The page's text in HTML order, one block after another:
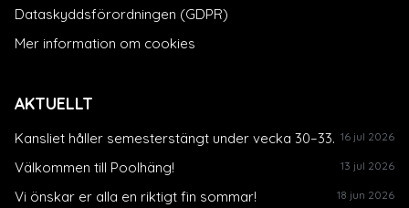
Dataskyddsförordningen (GDPR)
Mer information om cookies
AKTUELLT
Kansliet håller semesterstängt under vecka 30–33. 16 jul 2026
Välkommen till Poolhäng! 13 jul 2026
Vi önskar er alla en riktigt fin sommar! 18 jun 2026